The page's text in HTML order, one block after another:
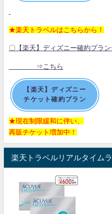
★楽天トラベルはこちらから！
〇【楽天】ディズニー確約プラ
⇒こちら
【楽天】ディズニー
チケット確約プラン
★現在制限緩和に伴い、
再販チケット増加中！
楽天トラベルリアルタイム